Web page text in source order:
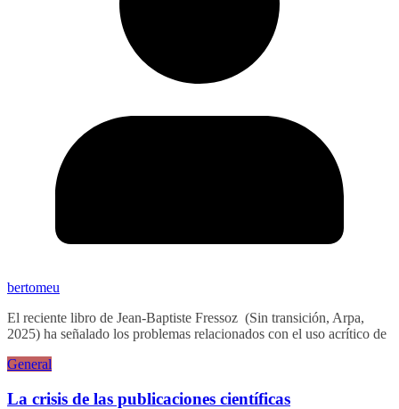
bertomeu
El reciente libro de Jean-Baptiste Fressoz (Sin transición, Arpa,
2025) ha señalado los problemas relacionados con el uso acrítico de
General
La crisis de las publicaciones científicas